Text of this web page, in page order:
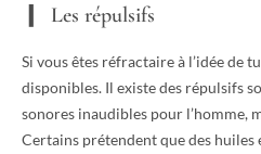
Les répulsifs
Si vous êtes réfractaire à l’idée de
disponibles. Il existe des répulsifs
sonores inaudibles pour l’homme,
Certains prétendent que des huiles